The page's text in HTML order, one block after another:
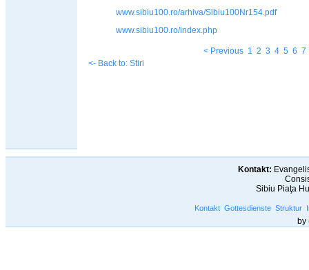
www.sibiu100.ro/arhiva/Sibiu100Nr154.pdf
www.sibiu100.ro/index.php
< Previous 1 2 3 4 5 6 7
<- Back to: Stiri
Kontakt:
Sibiu Piaţa
Kontakt Gottesdienste Struktur
by